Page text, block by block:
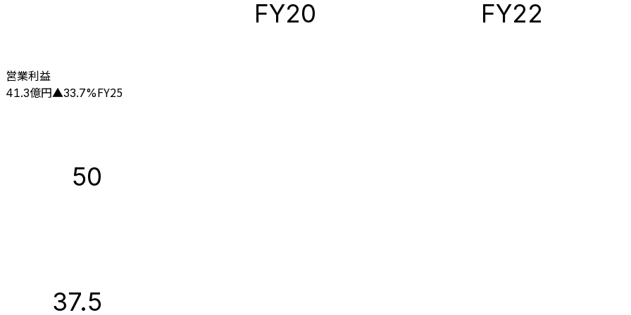
FY20 FY22
営業利益
41.3億円▲33.7%FY25
37.5
50